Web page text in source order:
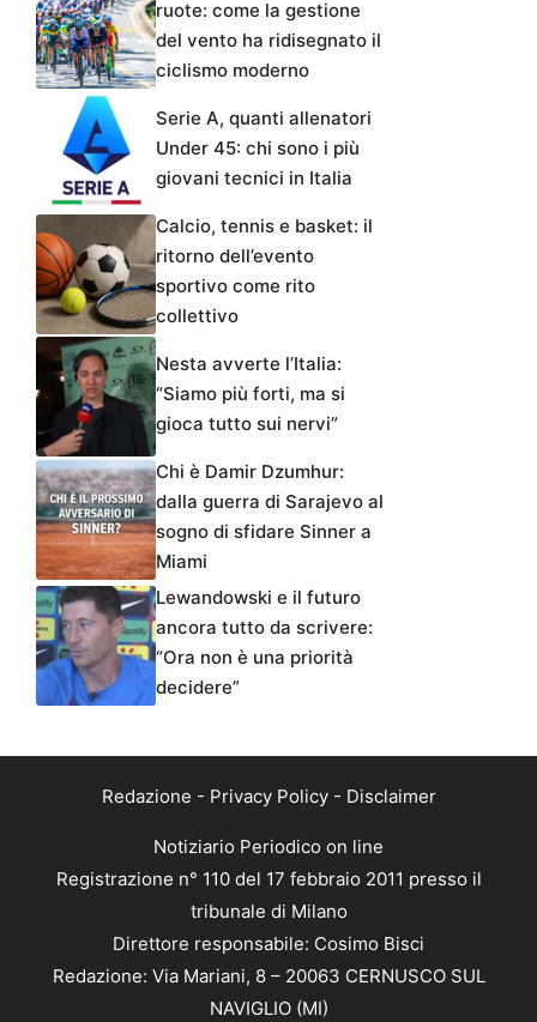
ruote: come la gestione
del vento ha ridisegnato il
ciclismo moderno
Serie A, quanti allenatori
Under 45: chi sono i più
giovani tecnici in Italia
Calcio, tennis e basket: il
ritorno dell’evento
sportivo come rito
collettivo
Nesta avverte l’Italia:
“Siamo più forti, ma si
gioca tutto sui nervi”
Chi è Damir Dzumhur:
dalla guerra di Sarajevo al
sogno di sfidare Sinner a
Miami
Lewandowski e il futuro
ancora tutto da scrivere:
“Ora non è una priorità
decidere”
Redazione - Privacy Policy- Disclaimer
Notiziario Periodico on line
Registrazione n° 110 del 17 febbraio 2011 presso il
tribunale di Milano
Direttore responsabile: Cosimo Bisci
Redazione: Via Mariani, 8 – 20063 CERNUSCO SUL
NAVIGLIO (MI)